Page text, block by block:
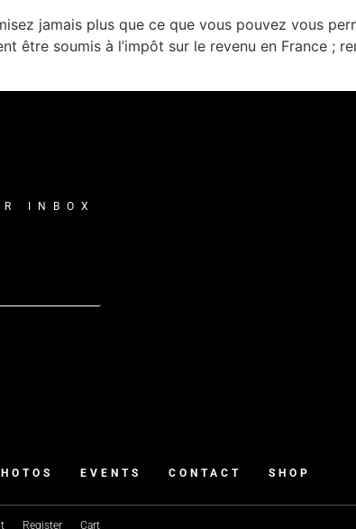
jamais plus que ce que vous pouvez vous
être soumis à l’impôt sur le revenu en France ;
INBOX
EVENTS CONTACT SHOP
Register Cart